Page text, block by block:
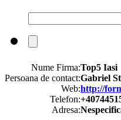
Nume Firma:Top5 Iasi
Persoana de contact:Gabriel
Web:http://
Telefon:
Adresa: